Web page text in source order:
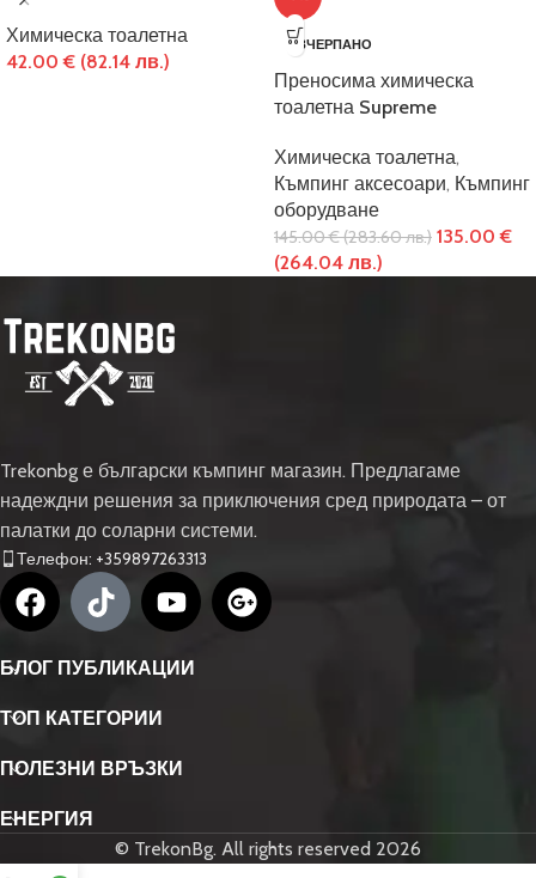
Химическа тоалетна
42.00€ (82.14 лв.)
ИЗЧЕРПАНО
Преносима химическа
тоалетна Supreme
Химическа тоалетна,
Къмпинг аксесоари, Къмпинг
оборудване
145.00€(283.60 лв.) 135.00€
(264.04 лв.)
Trekonbg е български къмпинг магазин. Предлагаме
надеждни решения за приключения сред природата – от
палатки до соларни системи.
Телефон: +359897263313
БЛОГ ПУБЛИКАЦИИ
ТОП КАТЕГОРИИ
ПОЛЕЗНИ ВРЪЗКИ
ЕНЕРГИЯ
© TrekonBg. All rights reserved 2026